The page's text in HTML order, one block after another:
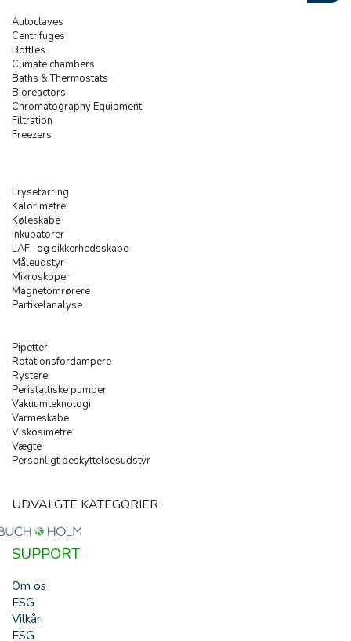
Autoclaves
Centrifuges
Bottles
Climate chambers
Baths & Thermostats
Bioreactors
Chromatography Equipment
Filtration
Freezers
Frysetørring
Kalorimetre
Køleskabe
Inkubatorer
LAF- og sikkerhedsskabe
Måleudstyr
Mikroskoper
Magnetomrørere
Partikelanalyse
Pipetter
Rotationsfordampere
Rystere
Peristaltiske pumper
Vakuumteknologi
Varmeskabe
Viskosimetre
Vægte
Personligt beskyttelsesudstyr
UDVALGTE KATEGORIER
SUPPORT
Om os
ESG
Vilkår
ESG